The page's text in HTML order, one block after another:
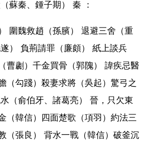
蘇秦、鍾子期） 秦 ：
圍魏救趙（孫臏） 退避三舍（重
） 負荊請罪（廉頗） 紙上談兵
曹劌）千金買骨（郭隗） 諱疾忌醫
（勾踐）殺妻求將（吳起）驚弓之
（俞伯牙、諸葛亮） 晉，只欠東
（韓信）四面楚歌（項羽）約法三
（張良） 背水一戰（韓信）破釜沉